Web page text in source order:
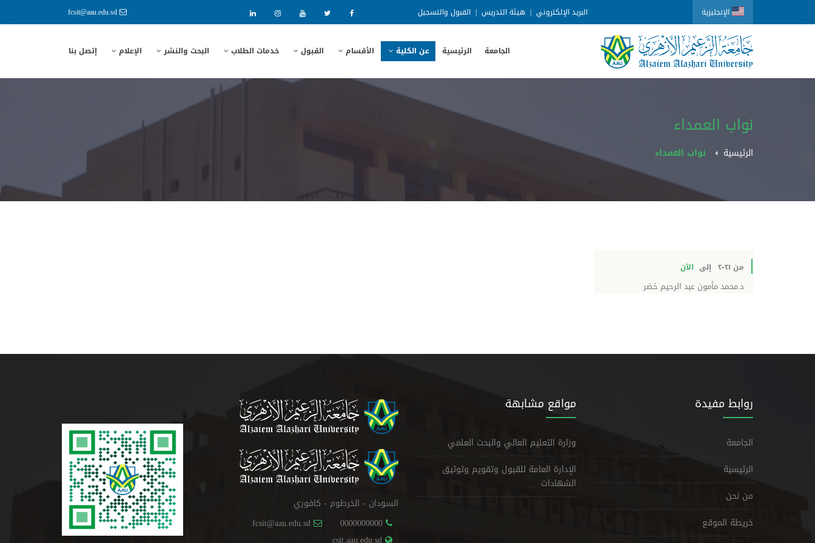
الإنجليزية البريد الإلكتروني | هيئة التدريس | القبول والتسجيل fcsit@aau.edu.sd
الجامعة الرئيسية عن الكلية الأقسام القبول خدمات الطلاب البحث والنشر الإعلام إتصل بنا
نواب العمداء
الرئيسية نواب العمداء
من ٢٠٢١ إلى الآن
د.محمد مأمون عبد الرحيم خضر
روابط مفيدة
الجامعة
الرئيسية
من نحن
خريطة الموقع
مواقع مشابهة
وزارة التعليم العالي والبحث العلمي
الإدارة العامة للقبول وتقويم وتوثيق
الشهادات
السودان - الخرطوم - كافوري
0000000000
fcsit@aau.edu.sd